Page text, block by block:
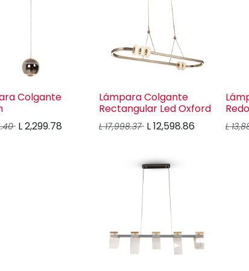
Colgante
L2,299.78
Lámpara Colgante
Rectangular Led Oxford
L17,998.37 L12,598.86 L